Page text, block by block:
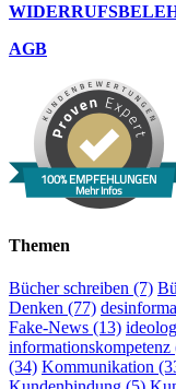
AGB
100% EMPFEHLUNGEN
Mehr Infos
Themen
Bücher schreiben (7)
Denken (77)
Fake-News (13)
informationskompetenz
(34) Kommunikation